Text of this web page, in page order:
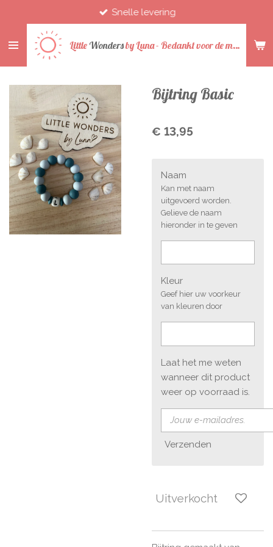
direct
naar
LittleWondersbyLuna - Bedankt voor de mooie jaren
Snelle levering
Bijtring Basic
€ 13,95
Naam
Kan met naam
uitgevoerd worden.
Gelieve de naam
hieronder in te geven
Kleur
Geef hier uw voorkeur
van kleuren door
Laat het me weten
wanneer dit product
weer op voorraad is.
Verzenden
Uitverkocht